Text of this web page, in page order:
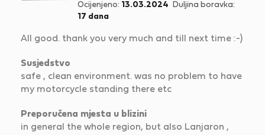
Ocijenjeno: 13.03.2024
Duljina boravka:
17 dana
All good. thank you very much and till next time :-)
Susjedstvo
safe , clean environment. was no problem to have
my motorcycle standing there etc
Preporučena mjesta u blizini
in general the whole region, but also Lanjaron ,